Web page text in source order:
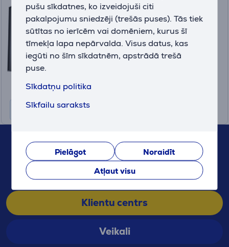
pušu sīkdatnes, ko izveidojuši citi
pakalpojumu sniedzēji (trešās puses). Tās tiek
sūtītas no ierīcēm vai domēniem, kurus šī
tīmekļa lapa nepārvalda. Visus datus, kas
iegūti no šīm sīkdatnēm, apstrādā trešā
puse.
Sīkdatņu politika
Sīkfailu saraksts
Pielāgot
Noraidīt
Atļaut visu
100-100000589WOF
Ir noliktavā
Cena:
435
67 555 888
(Mēs atbildam 10-21, Sv. 10-19)
Klientu centrs
Veikali